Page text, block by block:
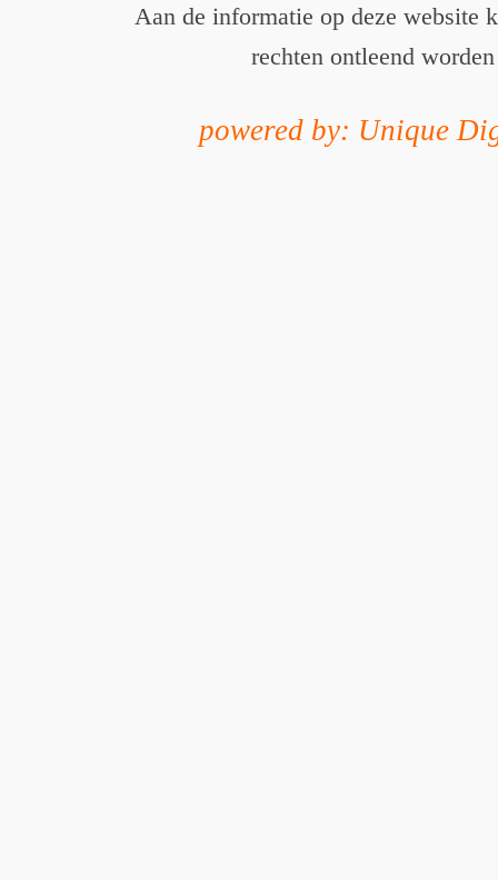
Aan de informatie op deze website
rechten ontleend worden
powered by: Unique